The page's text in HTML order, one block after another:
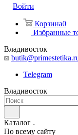
Войти
Корзина0
Избранные
Владивосток
Telegram
Владивосток
Каталог
По всему сайту